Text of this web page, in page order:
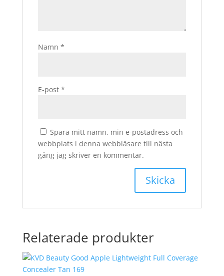
Namn *
E-post *
Spara mitt namn, min e-postadress och
webbplats i denna webbläsare till nästa
gång jag skriver en kommentar.
Relaterade produkter